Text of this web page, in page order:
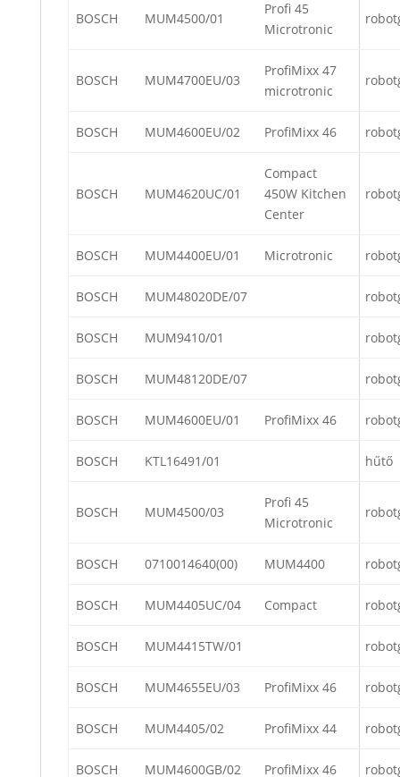
BOSCH MUM4500/01
Profi 45
Microtronic
BOSCH MUM4700EU/03
ProfiMixx 47
microtronic
BOSCH MUM4600EU/02 ProfiMixx 46
BOSCH MUM4620UC/01
Compact
450W Kitchen
Center
BOSCH MUM4400EU/01 Microtronic
BOSCH MUM48020DE/07
BOSCH MUM9410/01
BOSCH MUM48120DE/07
BOSCH MUM4600EU/01 ProfiMixx 46
BOSCH KTL16491/01 hűtő
BOSCH MUM4500/03
Profi 45
Microtronic
BOSCH 0710014640(00) MUM4400
BOSCH MUM4405UC/04 Compact
BOSCH MUM4415TW/01
BOSCH MUM4655EU/03 ProfiMixx 46
BOSCH MUM4405/02 ProfiMixx 44
BOSCH MUM4600GB/02 ProfiMixx 46